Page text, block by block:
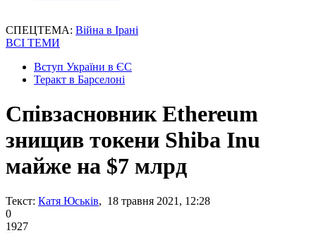
СПЕЦТЕМА: Війна в Ірані
ВСІ ТЕМИ
Вступ України в ЄС
Теракт в Барселоні
Співзасновник Ethereum
знищив токени Shiba Inu
майже на $7 млрд
Текст: Катя Юськів, 18 травня 2021, 12:28
0
1927